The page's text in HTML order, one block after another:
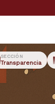
SECCIÓN
Transparencia